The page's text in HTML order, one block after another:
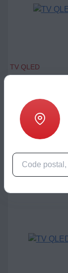
TV QLED
449 €